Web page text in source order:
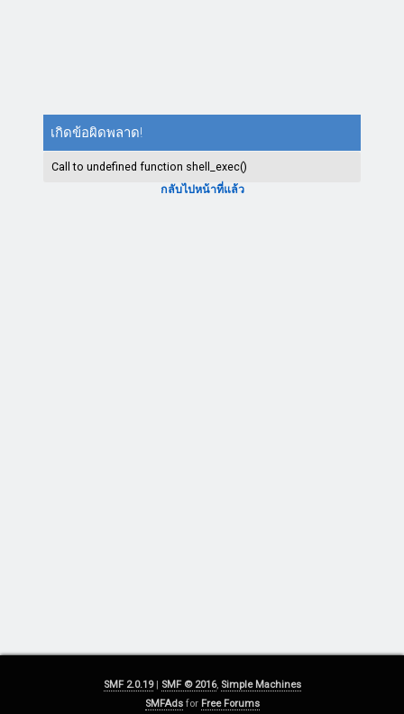
เกิดข้อผิดพลาด!
Call to undefined function shell_exec()
กลับไปหน้าที่แล้ว
SMF 2.0.19| SMF © 2016, Simple Machines
SMFAdsfor Free Forums